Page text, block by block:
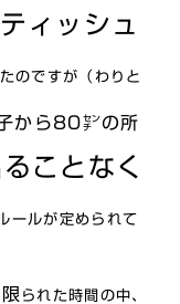
ィッシュ
のですが（わりと
から80㌢の所
ことなく
ールが定められて
られた時間の中、